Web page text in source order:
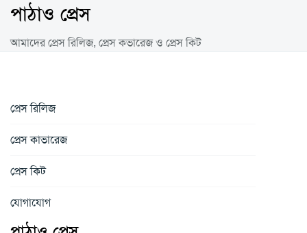
পাঠাও প্রেস
আমাদের প্রেস রিলিজ, প্রেস কভারেজ ও প্রেস কিট
প্রেস রিলিজ
প্রেস কাভারেজ
প্রেস কিট
যোগাযোগ